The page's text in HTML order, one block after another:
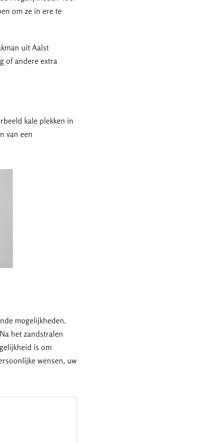
om ze in ere te
uit Aalst
of andere extra
kale plekken in
van een
mogelijkheden.
het zandstralen
is om
wensen, uw